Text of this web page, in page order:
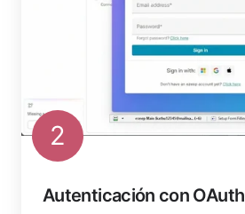
2
Autenticación con OAuth